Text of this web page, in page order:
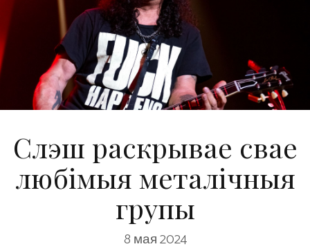
Слэш раскрывае свае
любімыя металічныя
групы
8 мая 2024